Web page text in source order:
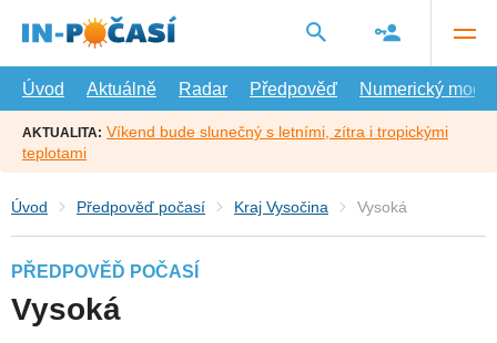
hlavní
Úvod
Aktuálně Radar Předpověď Numerický model
AKTUALITA: Víkend bude slunečný s letními, zítra i tropickými
teplotami
Úvod Předpověď počasí Kraj Vysočina Vysoká
PŘEDPOVĚĎ POČASÍ
Vysoká